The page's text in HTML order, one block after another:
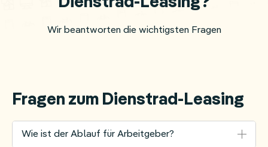
Wir beantworten die wichtigsten Fragen
Fragen zum Dienstrad-Leasing
Wie ist der Ablauf für Arbeitgeber?